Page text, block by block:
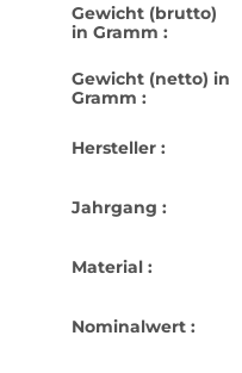
Gewicht (brutto)
in Gramm :
Gewicht (netto) in
Gramm :
Hersteller :
Jahrgang :
Material :
Nominalwert :